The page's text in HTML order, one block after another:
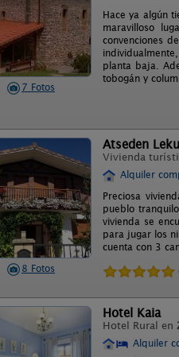
7 Fotos
Hace ya algún
maravilloso
convenciones
planta baja.
tobogán y
8 Fotos
Atseden
Vivienda
Alquiler
Preciosa
pueblo
vivienda se
para jugar los
cuenta con 3
Hotel Kaia
Hotel Rural en
Alquiler